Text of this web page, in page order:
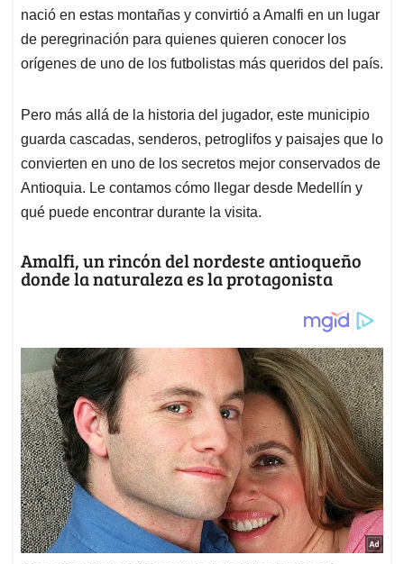
nació en estas montañas y convirtió a Amalfi en un lugar
de peregrinación para quienes quieren conocer los
orígenes de uno de los futbolistas más queridos del país.
Pero más allá de la historia del jugador, este municipio
guarda cascadas, senderos, petroglifos y paisajes que lo
convierten en uno de los secretos mejor conservados de
Antioquia. Le contamos cómo llegar desde Medellín y
qué puede encontrar durante la visita.
Amalfi, un rincón del nordeste antioqueño
donde la naturaleza es la protagonista